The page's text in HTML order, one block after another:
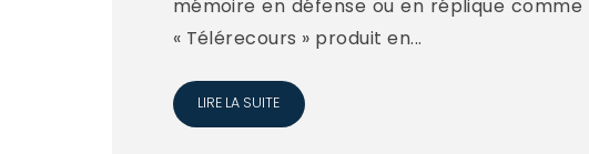
mémoire en défense ou en réplique
« Télérecours » produit en...
LIRE LA SUITE